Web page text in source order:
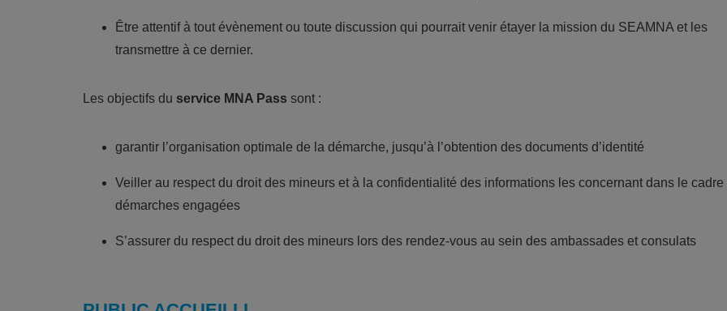
Être attentif à tout évènement ou toute discussion qui pourrait venir étayer la mission du SEAMNA et les
transmettre à ce dernier.
Les objectifs du service MNA Pass sont :
garantir l’organisation optimale de la démarche, jusqu’à l’obtention des documents d’identité
Veiller au respect du droit des mineurs et à la confidentialité des informations les concernant dans le cadre
démarches engagées
S’assurer du respect du droit des mineurs lors des rendez-vous au sein des ambassades et consulats